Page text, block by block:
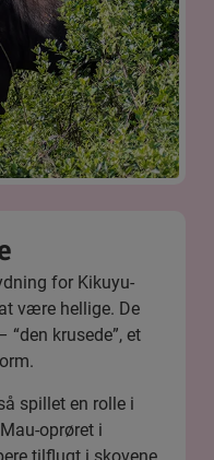
for Kikuyu-
være hellige. De
“den krusede”, et
spillet en rolle i
oprøret i